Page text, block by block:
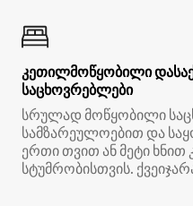
კეთილმოწყობილი
საცხოვრებლები
სრულად მოწყობილი
სამზარეულოებით და
ერთი თვით ან მეტი
სტუმრობისთვის.